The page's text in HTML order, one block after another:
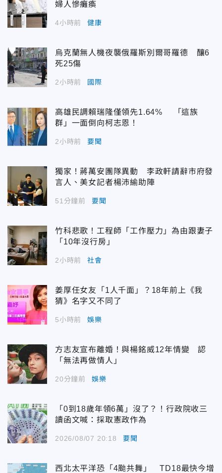
婦人慘癱瘓
4小時前 健康
烏克蘭無人機夜襲俄羅斯別爾哥羅德 釀6
死25傷
2小時前 國際
高雄民調賴瑞隆僅領先1.64% 「這族
群」一面倒向柯志恩！
2小時前 要聞
獨家！蔣萬安團隊異動 李政軒請辭市府發
言人、美女記者楊沛緰助陣
51分鐘前 要聞
竹科悲歌！工程師「工作壓力」為由跟妻子
「10年沒行房」
2小時前 社會
姜厚任女友「1人千面」？18年前上《我
猜》名字又不同了
5小時前 娛樂
方志友宣布離婚！與楊銘威12年情變 認
「無法再做情人」
20分鐘前 娛樂
「0到18歲年領6萬」沒了？！行政院收三
讀函文喊：採取憲政作為
2026/08/07 20:18 要聞
西北太平洋恐「4颱共舞」 TD18最快今增